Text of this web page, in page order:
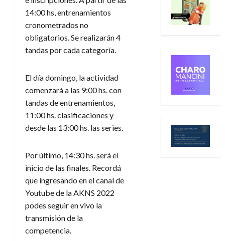
14:00 hs, entrenamientos
cronometrados no
obligatorios. Se realizarán 4
tandas por cada categoría.
El día domingo, la actividad
comenzará a las 9:00 hs. con
tandas de entrenamientos,
11:00 hs. clasificaciones y
desde las 13:00 hs. las series.
Por último, 14:30 hs. será el
inicio de las finales. Recordá
que ingresando en el canal de
Youtube de la AKNS 2022
podes seguir en vivo la
transmisión de la
competencia.